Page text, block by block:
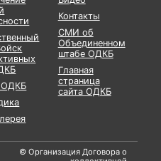
ОДКБ
Контакты
СМИ об
Объединенном
штабе ОДКБ
Главная
страница
сайта ОДКБ
© Организация Договора о